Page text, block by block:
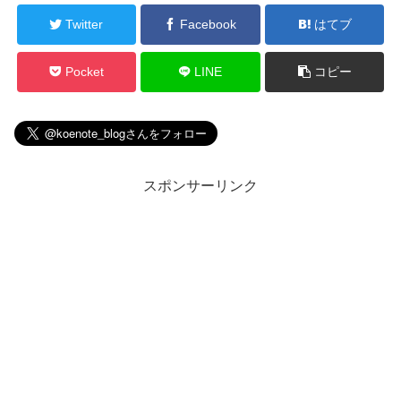
Twitter Facebook はてブ
Pocket LINE コピー
スポンサーリンク